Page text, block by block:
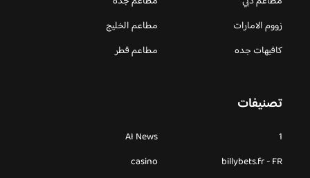
زووم الامارات
مطاعم الخليج
كافيهات جده
مطاعم قطر
تصنيفات
1
AI News
billybets.fr - FR
casino